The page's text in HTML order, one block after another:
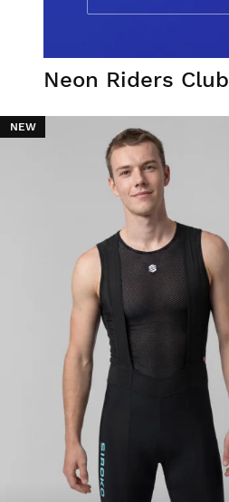
Neon Riders Club
NEW